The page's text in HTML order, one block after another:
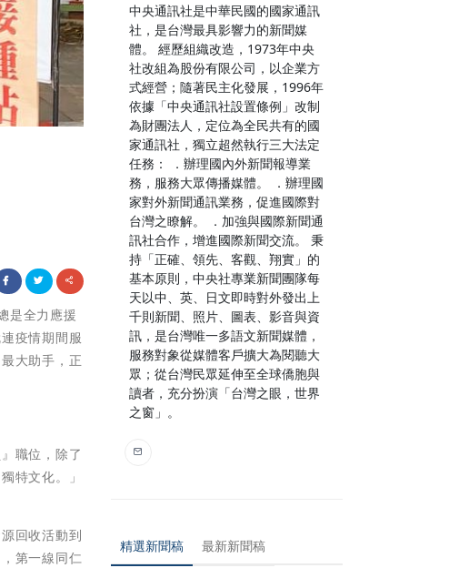
是全力應援
疫情期間服
大助手，正
職位，除了
特文化。」
回收活動到
第一線同仁
中央通訊社是中華民國的國家通訊
社，是台灣最具影響力的新聞媒
體。 經歷組織改造，1973年中央
社改組為股份有限公司，以企業方
式經營；隨著民主化發展，1996年
依據「中央通訊社設置條例」改制
為財團法人，定位為全民共有的國
家通訊社，獨立超然執行三大法定
任務： ．辦理國內外新聞報導業
務，服務大眾傳播媒體。 ．辦理國
家對外新聞通訊業務，促進國際對
台灣之瞭解。 ．加強與國際新聞通
訊社合作，增進國際新聞交流。 秉
持「正確、領先、客觀、翔實」的
基本原則，中央社專業新聞團隊每
天以中、英、日文即時對外發出上
千則新聞、照片、圖表、影音與資
訊，是台灣唯一多語文新聞媒體，
服務對象從媒體客戶擴大為閱聽大
眾；從台灣民眾延伸至全球僑胞與
讀者，充分扮演「台灣之眼，世界
之窗」。
精選新聞稿 最新新聞稿